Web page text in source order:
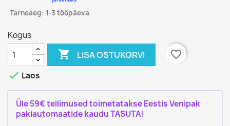
Tarneaeg: 1-3 tööpäeva
Kogus
 LISA OSTUKORVI
favorite_border
 Laos
Üle 59€ tellimused toimetatakse Eestis Venipak
pakiautomaatide kaudu TASUTA!